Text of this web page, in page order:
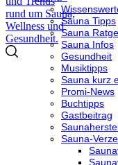
Sauna Tipps
Sauna
Sauna Infos
Gesundheit
Musiktipps
Sauna kurz
Promi-News
Buchtipps
Gastbeitrag
Sauna-